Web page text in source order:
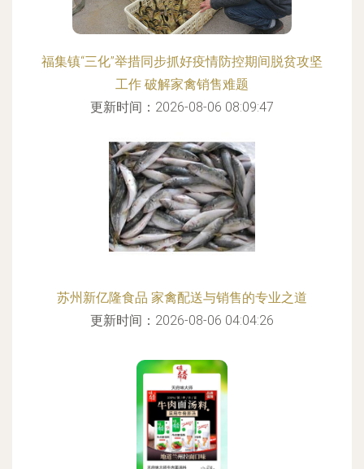
福集镇“三化”举措同步抓好疫情防控期间脱贫攻坚
工作 破解家禽销售难题
更新时间：2026-08-06 08:09:47
苏州新亿隆食品 家禽配送与销售的专业之道
更新时间：2026-08-06 04:04:26